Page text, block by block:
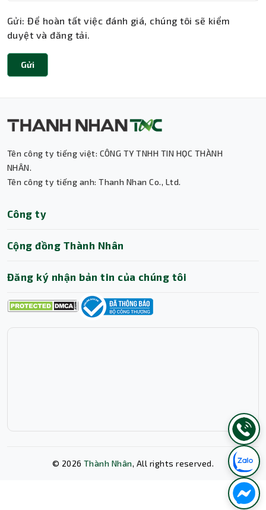
Gửi: Để hoàn tất việc đánh giá, chúng tôi sẽ kiểm
duyệt và đăng tải.
Gửi
Tên công ty tiếng việt: CÔNG TY TNHH TIN HỌC THÀNH
NHÂN.
Tên công ty tiếng anh: Thanh Nhan Co., Ltd.
Công ty
Cộng đồng Thành Nhân
Đăng ký nhận bản tin của chúng tôi
© 2026 Thành Nhân, All rights reserved.
Trợ lý AI • Phản hồi tức thì